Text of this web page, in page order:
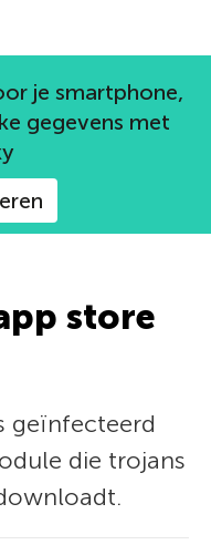
official blog
je smartphone,
gegevens met
store
geïnfecteerd
die trojans